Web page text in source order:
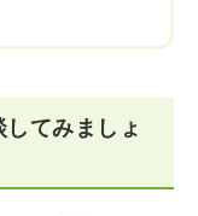
てみましょ